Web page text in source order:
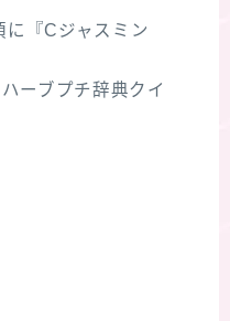
に『Cジャスミン
ーブプチ辞典クイ